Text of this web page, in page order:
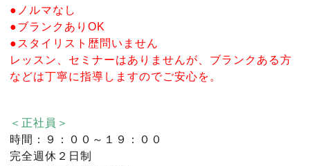
●ノルマなし
●ブランクありOK
●スタイリスト歴問いません
レッスン、セミナーはありませんが、ブランクある方
などは丁寧に指導しますのでご安心を。
＜正社員＞
時間：９：００～１９：００
完全週休２日制